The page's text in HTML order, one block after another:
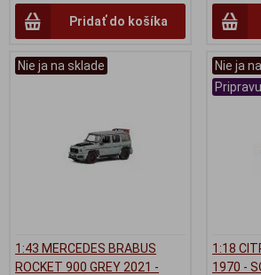
Pridať do košíka
Nie ja na sklade
1:43 MERCEDES BRABUS
ROCKET 900 GREY 2021 -
Nie ja
1:18
1970 -